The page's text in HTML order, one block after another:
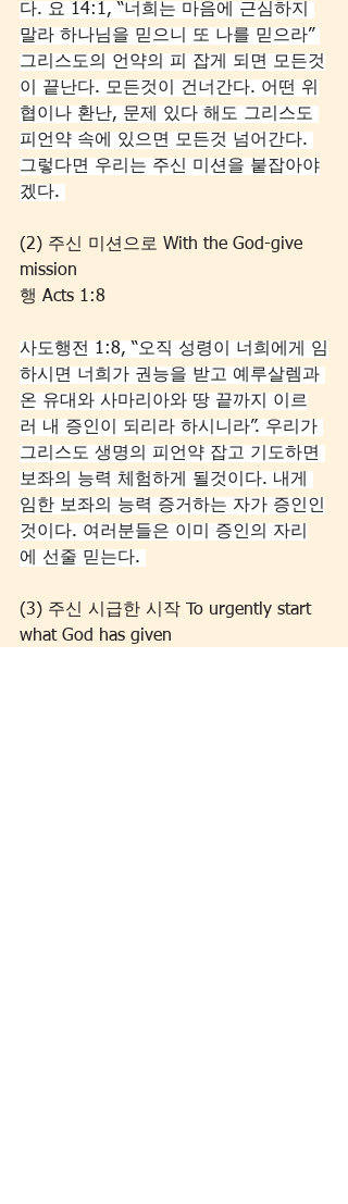
다. 요 14:1, “너희는 마음에 근심하지
말라 하나님을 믿으니 또 나를 믿으라”
그리스도의 언약의 피 잡게 되면 모든것
이 끝난다. 모든것이 건너간다. 어떤 위
협이나 환난, 문제 있다 해도 그리스도
피언약 속에 있으면 모든것 넘어간다.
그렇다면 우리는 주신 미션을 붙잡아야
겠다.
(2) 주신 미션으로 With the God-give
mission
행 Acts 1:8
사도행전 1:8, “오직 성령이 너희에게 임
하시면 너희가 권능을 받고 예루살렘과
온 유대와 사마리아와 땅 끝까지 이르
러 내 증인이 되리라 하시니라”. 우리가
그리스도 생명의 피언약 잡고 기도하면
보좌의 능력 체험하게 될것이다. 내게
임한 보좌의 능력 증거하는 자가 증인인
것이다. 여러분들은 이미 증인의 자리
에 선줄 믿는다.
(3) 주신 시급한 시작 To urgently start
what God has given